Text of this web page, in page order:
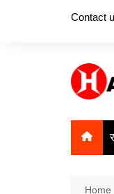
Contact
Home